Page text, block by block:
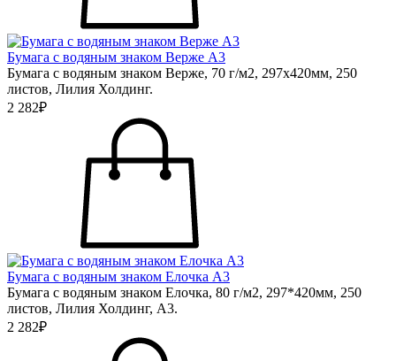
Бумага с водяным знаком Верже А3
Бумага с водяным знаком Верже, 70 г/м2, 297х420мм, 250
листов, Лилия Холдинг.
2 282₽
Бумага с водяным знаком Елочка А3
Бумага с водяным знаком Елочка, 80 г/м2, 297*420мм, 250
листов, Лилия Холдинг, А3.
2 282₽